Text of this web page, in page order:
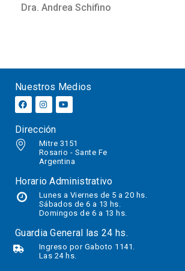
Dra. Andrea Schifino
Nuestros Medios
Dirección
Mitre 3151
Rosario - Sante Fe
Argentina
Horario Administrativo
Lunes a Viernes de 5 a 20 hs.
Sábados de 6 a 13 hs.
Domingos de 6 a 13 hs.
Guardia General las 24 hs.
Ingreso por Gaboto 1141.
Las 24 hs.